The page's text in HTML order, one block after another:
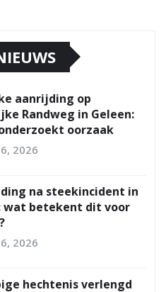
aanrijding op
Randweg in Geleen:
oorzaak
2026
na steekincident in
wat betekent dit voor
2026
hechtenis verlengd